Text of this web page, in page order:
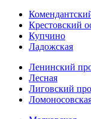
Крестовский
Купчино
Ладожская
Ленинский
Лесная
Лиговский